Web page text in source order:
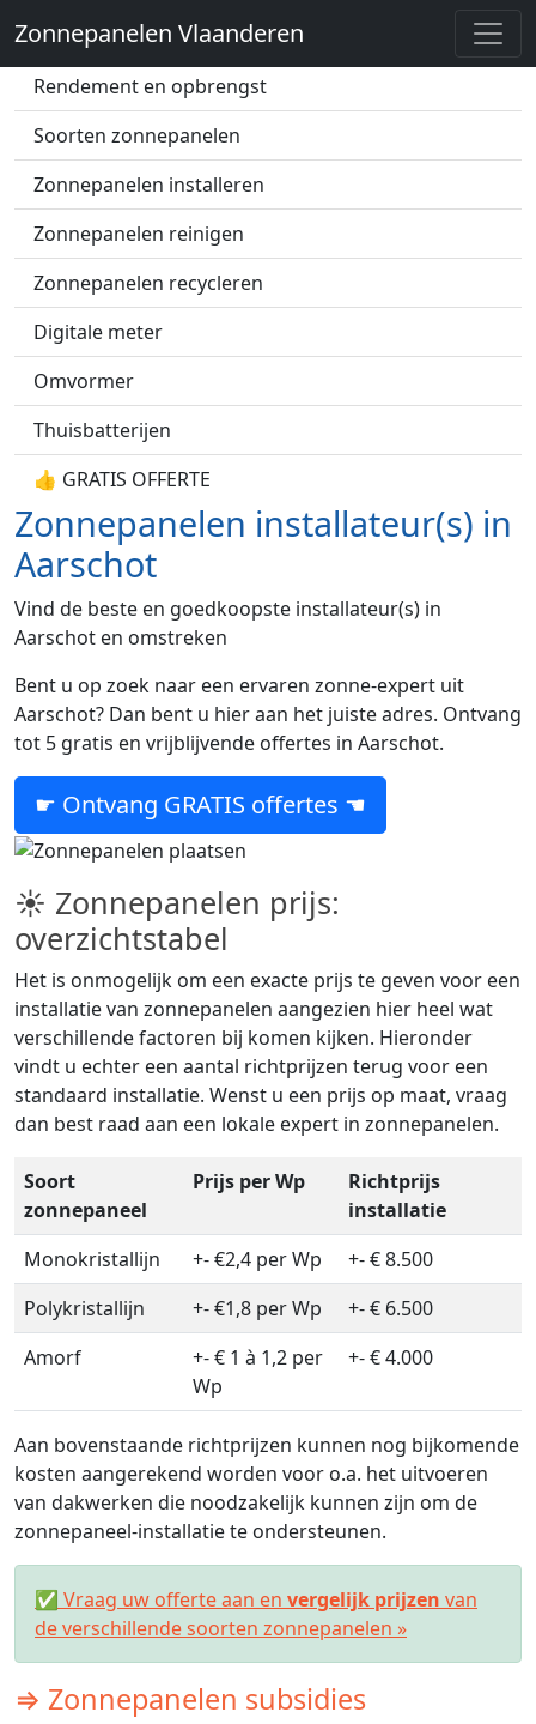
Zonnepanelen Vlaanderen
Zonnepanelen prijs
Rendement en opbrengst
Soorten zonnepanelen
Zonnepanelen installeren
Zonnepanelen reinigen
Zonnepanelen recycleren
Digitale meter
Omvormer
Thuisbatterijen
👍 GRATIS OFFERTE
Zonnepanelen installateur(s) in
Aarschot
Vind de beste en goedkoopste installateur(s) in
Aarschot en omstreken
Bent u op zoek naar een ervaren zonne-expert uit
Aarschot? Dan bent u hier aan het juiste adres. Ontvang
tot 5 gratis en vrijblijvende offertes in Aarschot.
☛ Ontvang GRATIS offertes ☚
☀ Zonnepanelen prijs:
overzichtstabel
Het is onmogelijk om een exacte prijs te geven voor een
installatie van zonnepanelen aangezien hier heel wat
verschillende factoren bij komen kijken. Hieronder
vindt u echter een aantal richtprijzen terug voor een
standaard installatie. Wenst u een prijs op maat, vraag
dan best raad aan een lokale expert in zonnepanelen.
Soort
zonnepaneel
Prijs per Wp
Richtprijs
installatie
Monokristallijn
+- €2,4 per Wp
+- € 8.500
Polykristallijn
+- €1,8 per Wp
+- € 6.500
Amorf
+- € 1 à 1,2 per
Wp
+- € 4.000
Aan bovenstaande richtprijzen kunnen nog bijkomende
kosten aangerekend worden voor o.a. het uitvoeren
van dakwerken die noodzakelijk kunnen zijn om de
zonnepaneel-installatie te ondersteunen.
✅ Vraag uw offerte aan en vergelijk prijzen van
de verschillende soorten zonnepanelen »
⇒ Zonnepanelen subsidies